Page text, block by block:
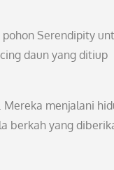
Serendipity
daun yang ditiup
Mereka menjalani
berkah yang